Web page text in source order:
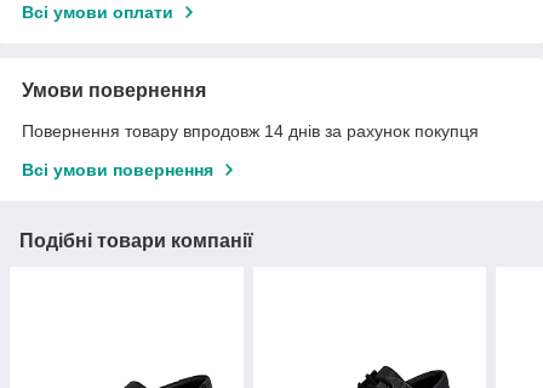
Всі умови оплати
Умови повернення
Повернення товару впродовж 14 днів за рахунок покупця
Всі умови повернення
Подібні товари компанії